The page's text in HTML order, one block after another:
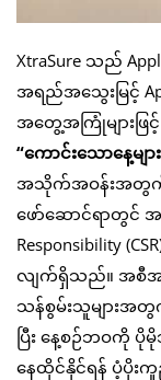
XtraSure သည်
အရည်အသွေးမြင့်
အတွေ့အကြုံများဖြ
“ကောင်းသောနေ့မျ
အသိုက်အဝန်းအတွက်
ဖော်ဆောင်ရာတွင် အ
Responsibility
လျက်ရှိသည်။ အစီအ
သန်စွမ်းသူများအ
ပြီး နေ့စဉ်ဘဝကို
နေထိုင်နိုင်ရန် ပံ့ပိုးကူ